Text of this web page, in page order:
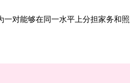
对能够在同一水平上分担家务和